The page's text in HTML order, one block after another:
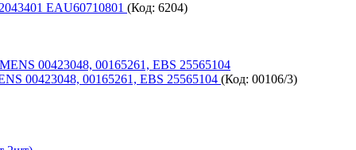
EAU60710801 (Код: 6204)
00423048, 00165261, EBS 25565104 (Код: 00106/3)